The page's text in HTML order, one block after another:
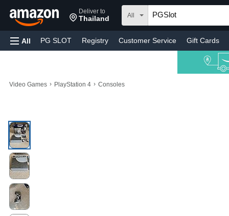
Deliver to
Thailand All
All PG SLOT Registry Customer Service Gift Cards
Video Games › PlayStation 4 › Consoles